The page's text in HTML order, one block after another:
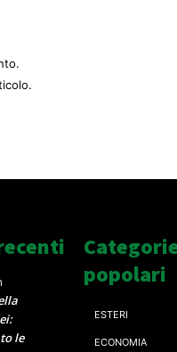
le
popolari
ESTERI
ECONOMIA